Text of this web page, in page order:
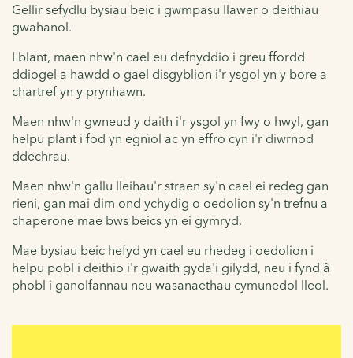
Gellir sefydlu bysiau beic i gwmpasu llawer o deithiau
gwahanol.
I blant, maen nhw'n cael eu defnyddio i greu ffordd
ddiogel a hawdd o gael disgyblion i'r ysgol yn y bore a
chartref yn y prynhawn.
Maen nhw'n gwneud y daith i'r ysgol yn fwy o hwyl, gan
helpu plant i fod yn egnïol ac yn effro cyn i'r diwrnod
ddechrau.
Maen nhw'n gallu lleihau'r straen sy'n cael ei redeg gan
rieni, gan mai dim ond ychydig o oedolion sy'n trefnu a
chaperone mae bws beics yn ei gymryd.
Mae bysiau beic hefyd yn cael eu rhedeg i oedolion i
helpu pobl i deithio i'r gwaith gyda'i gilydd, neu i fynd â
phobl i ganolfannau neu wasanaethau cymunedol lleol.